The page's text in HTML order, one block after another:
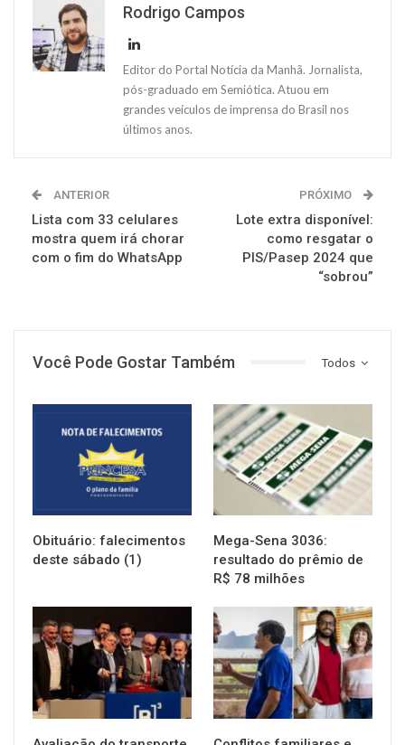
Rodrigo Campos
Editor do Portal Notícia da Manhã. Jornalista,
pós-graduado em Semiótica. Atuou em
grandes veículos de imprensa do Brasil nos
últimos anos.
ANTERIOR
Lista com 33 celulares
mostra quem irá chorar
com o fim do WhatsApp
PRÓXIMO
Lote extra disponível:
como resgatar o
PIS/Pasep 2024 que
“sobrou”
Todos
Você Pode Gostar Também
Obituário: falecimentos
deste sábado (1)
NOTÍCIAS
Mega-Sena 3036:
resultado do prêmio de
R$ 78 milhões
NOTÍCIAS NOTÍCIAS